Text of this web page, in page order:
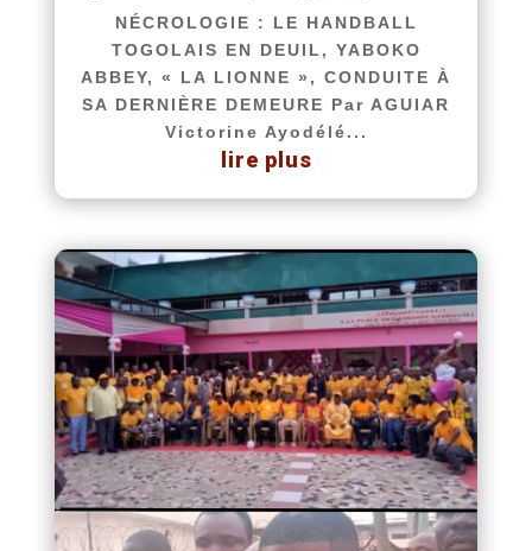
NÉCROLOGIE : LE HANDBALL
TOGOLAIS EN DEUIL, YABOKO
ABBEY, « LA LIONNE », CONDUITE À
SA DERNIÈRE DEMEURE Par AGUIAR
Victorine Ayodélé...
lire plus